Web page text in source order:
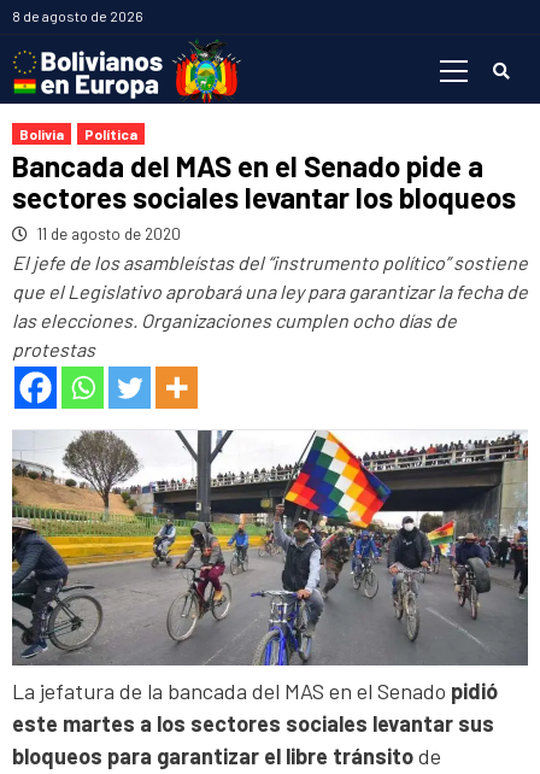
Saltar
contenido
8 de agosto de 2026
Bolivia Política
Bancada del MAS en el Senado pide a
sectores sociales levantar los bloqueos
11 de agosto de 2020
El jefe de los asambleístas del “instrumento político” sostiene
que el Legislativo aprobará una ley para garantizar la fecha de
las elecciones. Organizaciones cumplen ocho días de
protestas
La jefatura de la bancada del MAS en el Senado pidió
este martes a los sectores sociales levantar sus
bloqueos para garantizar el libre tránsitode